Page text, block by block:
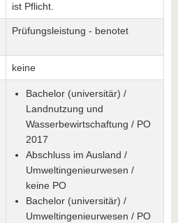
ist Pflicht.
Prüfungsleistung - benotet
keine
Bachelor (universitär) /
Landnutzung und
Wasserbewirtschaftung / PO
2017
Abschluss im Ausland /
Umweltingenieurwesen /
keine PO
Bachelor (universitär) /
Umweltingenieurwesen / PO